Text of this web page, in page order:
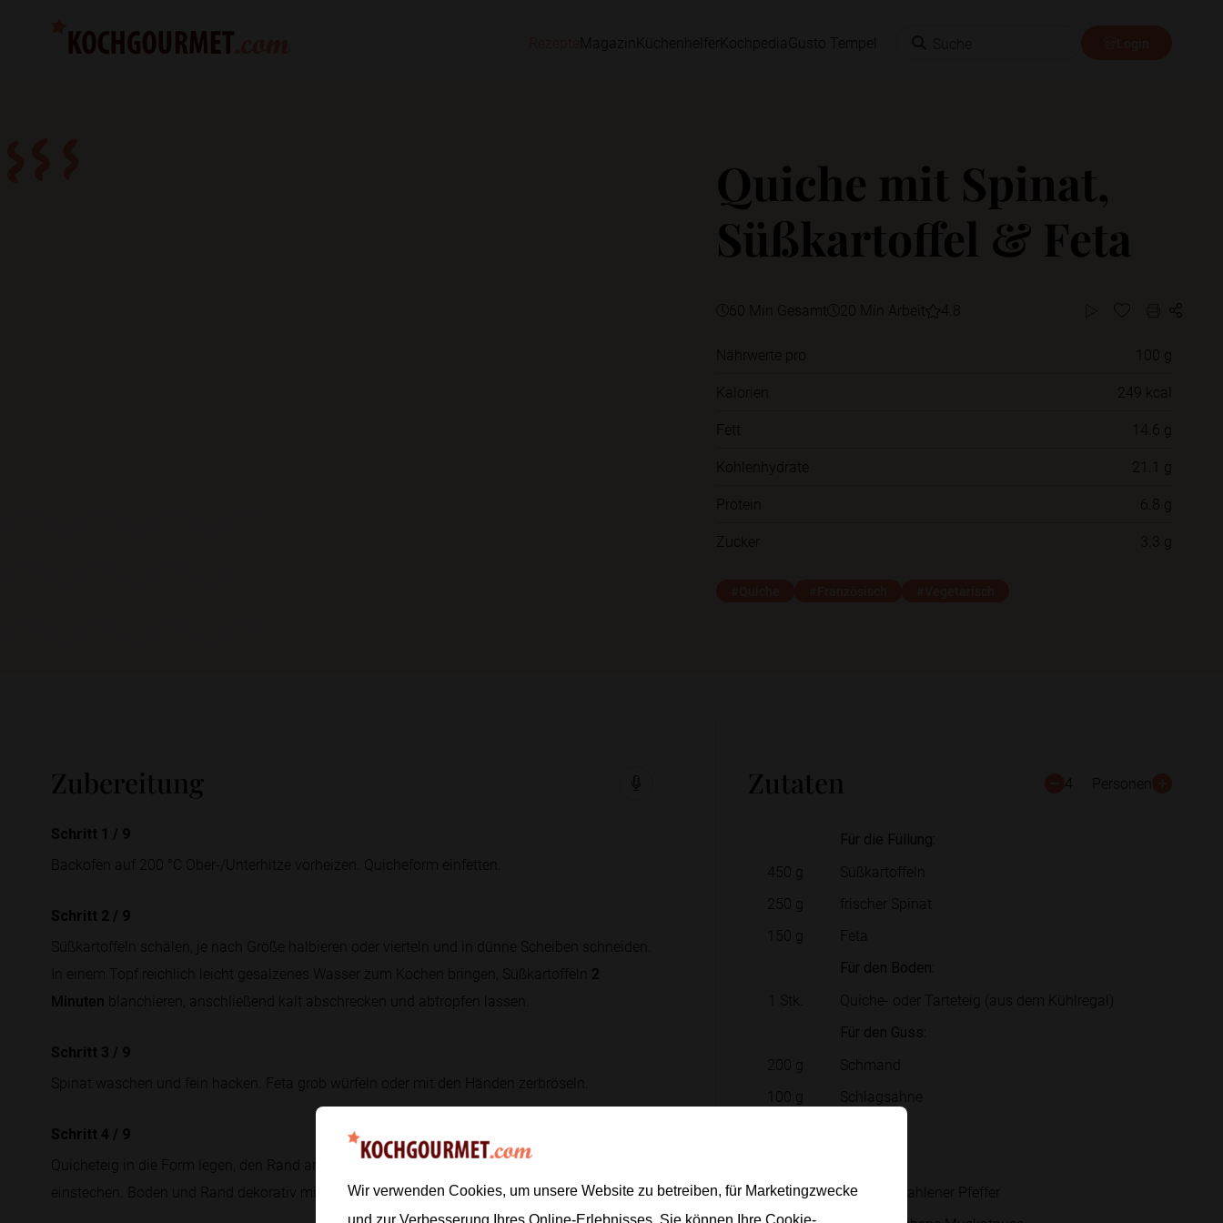
Magazin Küchenhelfer Kochpedia Gusto Tempel
Quiche mit Spinat,
Süßkartoffel & Feta
60 Min Gesamt 20 Min Arbeit 4.8
Nährwerte pro
100 g
Kalorien
249 kcal
Fett
14.6 g
Kohlenhydrate
21.1 g
Protein
6.8 g
Zucker
3.3 g
Zutaten 4 Personen
Für die Füllung:
450 g
Süßkartoffeln
250 g
frischer Spinat
150 g Feta
Für den Boden:
1 Stk. Quiche- oder Tarteteig (aus dem Kühlregal)
Für den Guss:
200 g
Schmand
100 g
Schlagsahne
0.5TL
frisch gemahlener Pfeffer
Zubereitung
Schritt 1 / 9
Backofen auf 200 °C Ober-/Unterhitze vorheizen. Quicheform einfetten.
Schritt 2 / 9
Süßkartoffeln schälen, je nach Größe halbieren oder vierteln und in dünne Scheiben schneiden.
In einem Topf reichlich leicht gesalzenes Wasser zum Kochen bringen, Süßkartoffeln 2
Minuten blanchieren, anschließend kalt abschrecken und abtropfen lassen.
Schritt 3 / 9
Spinat waschen und fein hacken. Feta grob würfeln oder mit den Händen zerbröseln.
Schritt 4 / 9
Quicheteig in die Form legen, den Rand andrücken und den Boden mehrmals mit einer Gabel
einstechen. Boden und Rand dekorativ mit einigen Süßkartoffelscheiben belegen.Wir verwenden Cookies, um unsere Website zu betreiben, für Marketingzwecke
und zur Verbesserung Ihres Online-Erlebnisses. Sie können Ihre Cookie-